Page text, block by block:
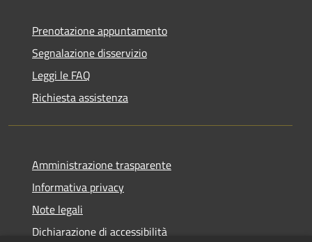
Prenotazione appuntamento
Segnalazione disservizio
Leggi le FAQ
Richiesta assistenza
Amministrazione trasparente
Informativa privacy
Note legali
Dichiarazione di accessibilità